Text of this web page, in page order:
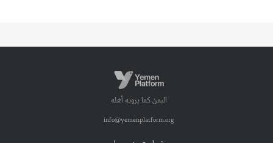
اليمن كما يرويه أهله
info@yemenplatform.org